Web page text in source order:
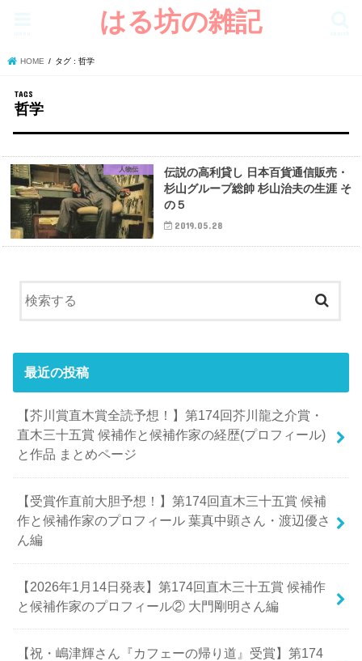
はる坊の雑記
HOME タグ : 哲学
哲学
人物伝
伝説の高利貸し 日本百貨通信販売・
杉山グループ総帥 杉山治夫の生涯 そ
の５
2019.05.28
最近の投稿
【芥川賞直木賞全読予想！】第174回芥川龍之介賞・
直木三十五賞 候補作と候補作家の経歴(プロフィール)
と作品 まとめページ
【受賞作直前大胆予想！】第174回直木三十五賞 候補
作と候補作家のプロフィール 葉真中顕さん・渡辺優さ
ん編
【2026年1月14日発表】第174回直木三十五賞 候補作
と候補作家のプロフィール② 大門剛明さん編
【祝・嶋津輝さん『カフェーの帰り道』受賞】第174